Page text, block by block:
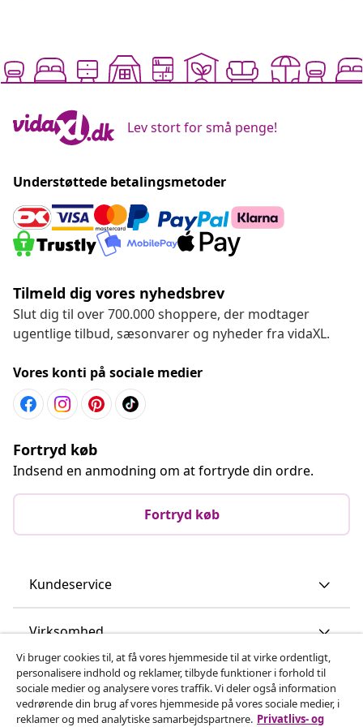
Lev stort for små penge!
Understøttede betalingsmetoder
Tilmeld dig vores nyhedsbrev
Slut dig til over 700.000 shoppere, der modtager
ugentlige tilbud, sæsonvarer og nyheder fra vidaXL.
Vores konti på sociale medier
Fortryd køb
Indsend en anmodning om at fortryde din ordre.
Fortryd køb
Kundeservice
Virksomhed
vidaXL
Vi bruger cookies til, at få vores hjemmeside til at virke ordentligt,
personalisere indhold og reklamer, tilbyde funktioner i forhold til
sociale medier og analysere vores traffik. Vi deler også information
vedrørende din brug af vores hjemmeside på vores sociale medier, i
reklamer og med analytiske samarbejdspartnere. Privatlivs- og